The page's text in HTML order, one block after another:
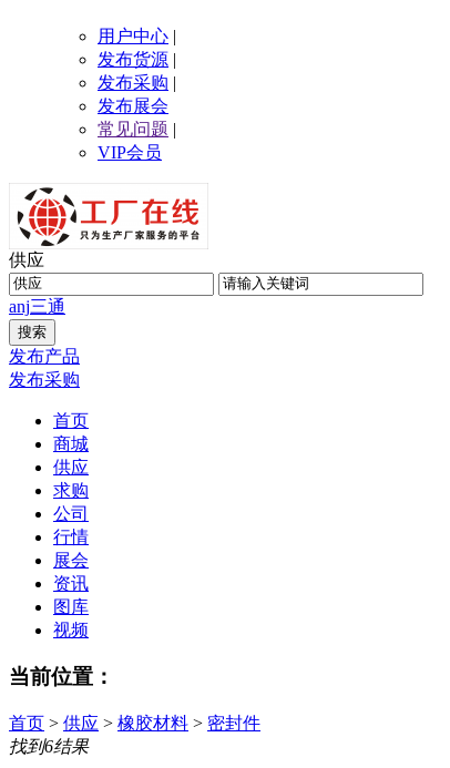
用户中心 |
发布货源 |
发布采购 |
发布展会
常见问题 |
VIP会员
供应
anj三通
发布产品
发布采购
首页
商城
供应
求购
公司
行情
展会
资讯
图库
视频
当前位置：
首页 > 供应 > 橡胶材料 > 密封件
找到6结果